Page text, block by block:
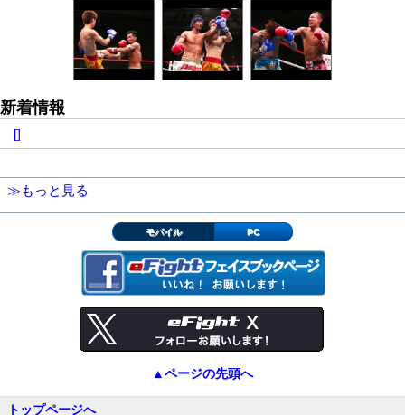
新着情報
[]
≫もっと見る
モバイル PC
▲ページの先頭へ
トップページへ